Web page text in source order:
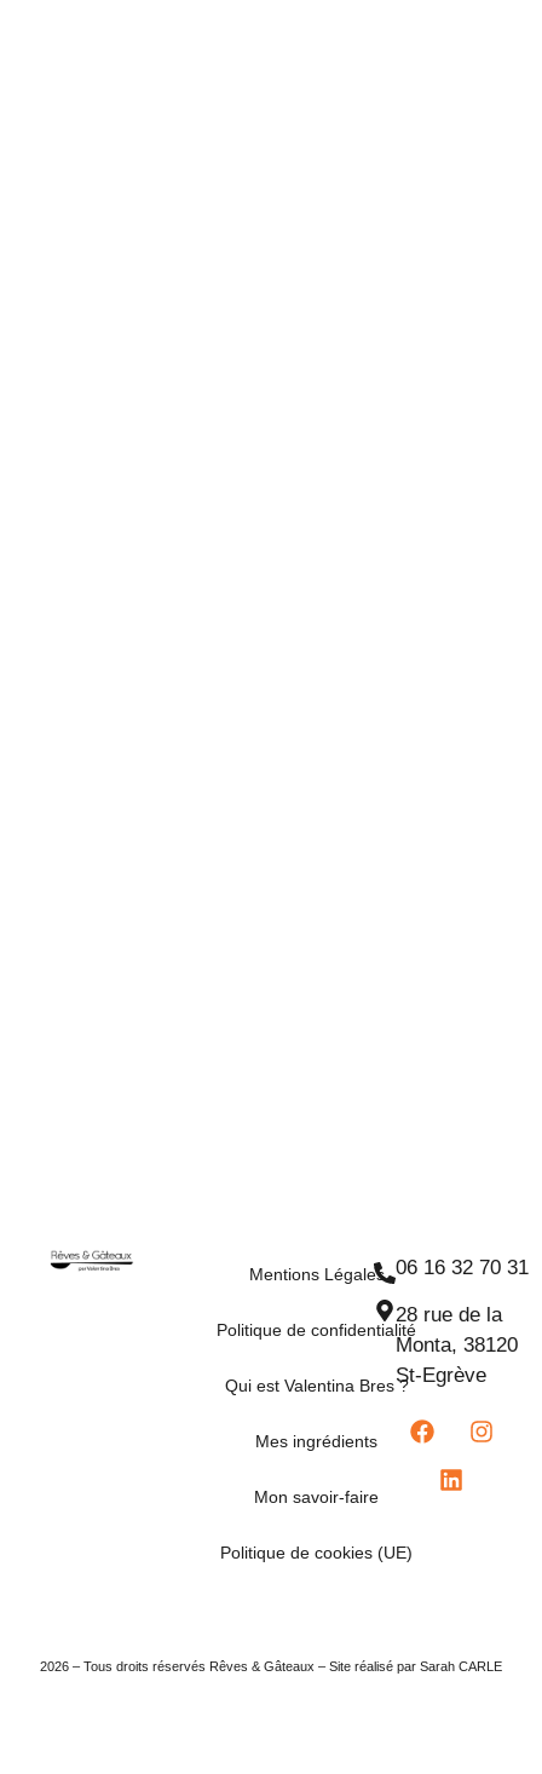
Mentions Légales
Politique de confidentialité
Qui est Valentina Bres ?
Mes ingrédients
Mon savoir-faire
Politique de cookies (UE)
06 16 32 70 31
28 rue de la
Monta, 38120
St-Egrève
2026 – Tous droits réservés Rêves & Gâteaux – Site réalisé par Sarah CARLE